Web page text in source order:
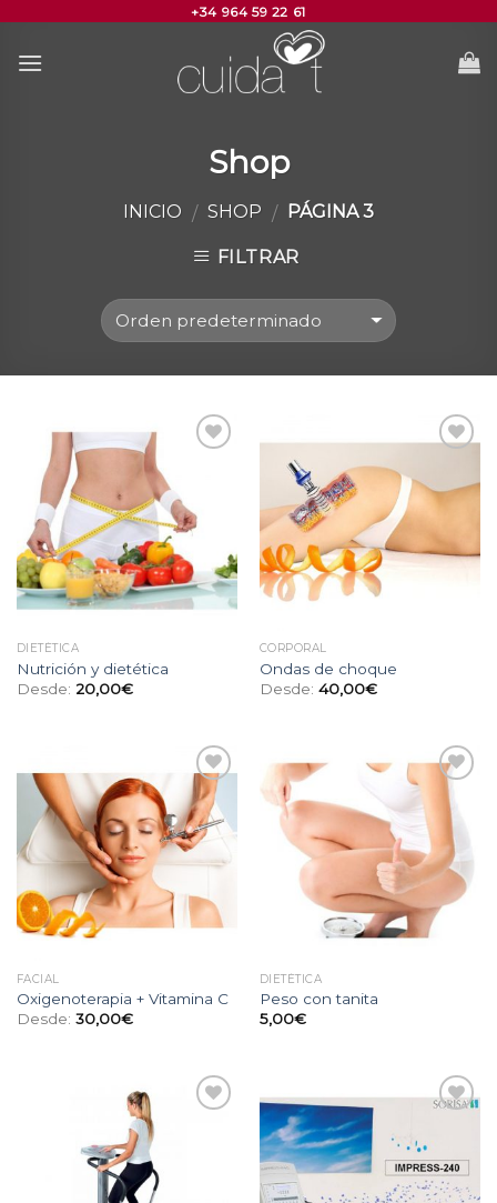
content
+34 964 59 22 61
Shop
INICIO / SHOP / PÁGINA 3
FILTRAR
deseos
DIETÉTICA
Nutrición y dietética
Desde: 20,00€
lista
CORPORAL
Ondas de choque
Desde: 40,00€
Añadir
a la
lista
de
deseos
FACIAL
Oxigenoterapia + Vitamina C
Desde: 30,00€
Añadir
a la
lista
de
deseos
DIETÉTICA
Peso con tanita
5,00€
lista
de
deseos